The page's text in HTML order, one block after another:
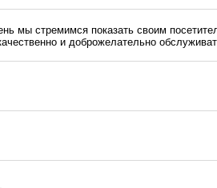
мы стремимся показать своим
и доброжелательно